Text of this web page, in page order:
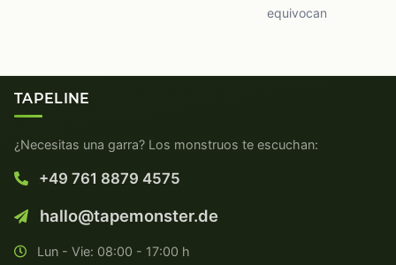
equivocan
TAPELINE
¿Necesitas una garra? Los monstruos te escuchan:
+49 761 8879 4575
hallo@tapemonster.de
Lun - Vie: 08:00 - 17:00 h